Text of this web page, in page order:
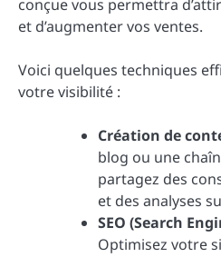
conçue vous permettra
et d’augmenter vos ventes.
Voici quelques techniques
votre visibilité :
Création de
blog ou une
partagez des
et des analyses
SEO (Search
Optimisez votre